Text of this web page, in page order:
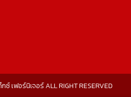
ซ์ เฟอร์นิเจอร์ ALL RIGHT RESERVED